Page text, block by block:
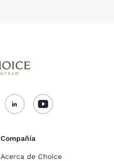
Compañía
Acerca de Choice